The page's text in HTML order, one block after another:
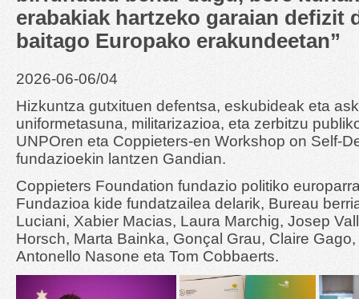
erabakiak hartzeko garaian defizit
baitago Europako erakundeetan”
2026-06-06/04
Hizkuntza gutxituen defentsa, eskubideak eta
uniformetasuna, militarizazioa, eta zerbitzu
UNPOren eta Coppieters-en Workshop on Self-
fundazioekin lantzen Gandian.
Coppieters Foundation fundazio politiko
Fundazioa kide fundatzailea delarik, Bureau
Luciani, Xabier Macias, Laura Marchig, Josep
Horsch, Marta Bainka, Gonçal Grau, Claire
Antonello Nasone eta Tom Cobbaerts.